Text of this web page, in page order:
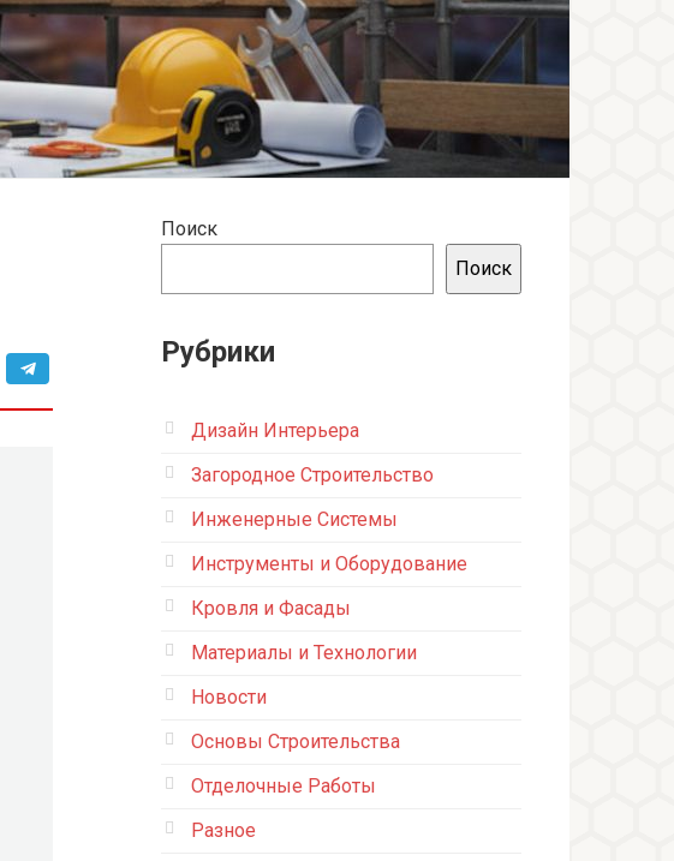
Поиск
Поиск
Рубрики
Дизайн Интерьера
Загородное Строительство
Инженерные Системы
Инструменты и Оборудование
Кровля и Фасады
Материалы и Технологии
Новости
Основы Строительства
Отделочные Работы
Разное